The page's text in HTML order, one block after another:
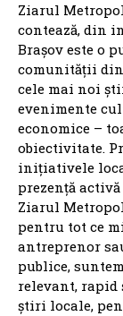
Ziarul
contează, din
Brașov este o
comunității
cele mai noi
evenimente
economice –
obiectivitate.
inițiativele
prezență
Ziarul
pentru tot ce
antreprenor
publice,
relevant, rapid
știri locale,